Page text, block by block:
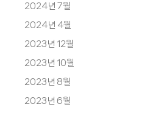
2024년 7월
2024년 4월
2023년 12월
2023년 10월
2023년 8월
2023년 6월